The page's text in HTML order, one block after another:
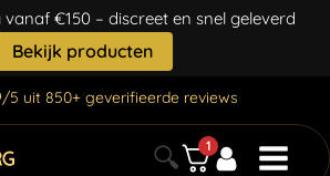
€150 – discreet en snel geleverd
Bekijk producten
5 uit 850+ geverifieerde reviews
🔍 1